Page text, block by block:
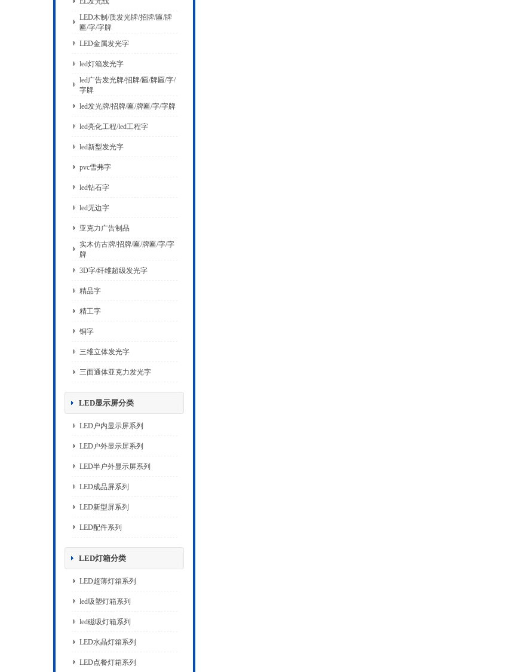
LED木制/质发光牌/招牌/匾/牌
匾/字/字牌
LED金属发光字
led灯箱发光字
led广告发光牌/招牌/匾/牌匾/字/
字牌
led发光牌/招牌/匾/牌匾/字/字牌
led亮化工程/led工程字
led新型发光字
pvc雪弗字
led钻石字
led无边字
亚克力广告制品
实木仿古牌/招牌/匾/牌匾/字/字
牌
3D字/纤维超级发光字
精品字
精工字
铜字
三维立体发光字
三面通体亚克力发光字
LED显示屏分类
LED户内显示屏系列
LED户外显示屏系列
LED半户外显示屏系列
LED成品屏系列
LED新型屏系列
LED配件系列
LED灯箱分类
LED超薄灯箱系列
led吸塑灯箱系列
led磁吸灯箱系列
LED水晶灯箱系列
LED点餐灯箱系列